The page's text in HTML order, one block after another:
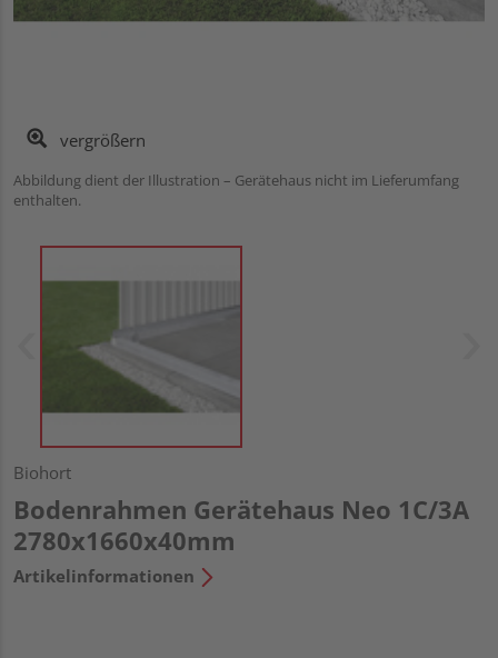
vergrößern
Abbildung dient der Illustration – Gerätehaus nicht im Lieferumfang
enthalten.
Biohort
Bodenrahmen Gerätehaus Neo 1C/3A
2780x1660x40mm
Artikelinformationen